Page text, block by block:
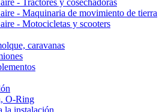
- Tractores y cosechadoras
- Maquinaria de movimiento de tierra
- Motocicletas y scooters
caravanas
O-Ring
la instalación